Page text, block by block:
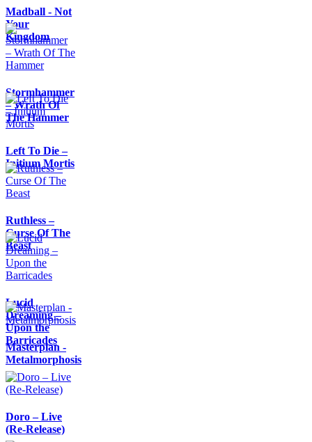
Madball - Not
Your
Kingdom
Stormhammer
– Wrath Of
The Hammer
Left To Die –
Initium Mortis
Ruthless –
Curse Of The
Beast
Lucid
Dreaming –
Upon the
Barricades
Masterplan -
Metalmorphosis
Doro – Live
(Re-Release)